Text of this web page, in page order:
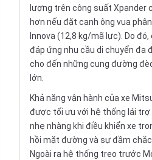
lượng trên công suất Xpander
hơn nếu đặt cạnh ông vua
Innova (12,8 kg/mã lực). Do
đáp ứng nhu cầu di chuyển đa
cho đến những cung đường
lớn.
Khả năng vận hành của xe
được tối ưu với hệ thống lái
nhẹ nhàng khi điều khiển xe
hồi mặt đường và sự đầm
Ngoài ra hệ thống treo trước